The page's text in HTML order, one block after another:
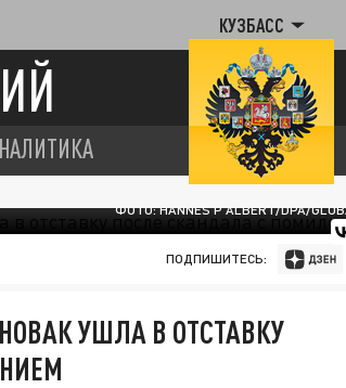
КУЗБАСС
ФОТО: HANNES P ALBERT/DPA/
ПОДПИШИТЕСЬ:
УШЛА В ОТСТАВКУ